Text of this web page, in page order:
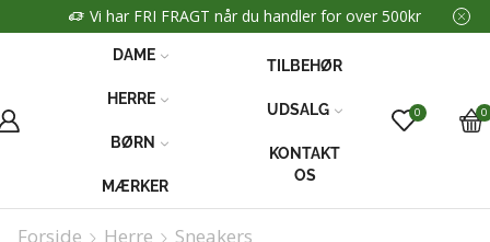
Vi har FRI FRAGT når du handler for over 500kr
DAME
HERRE
BØRN
MÆRKER
TILBEHØR
UDSALG
KONTAKT
OS
0 0
Forside Herre Sneakers